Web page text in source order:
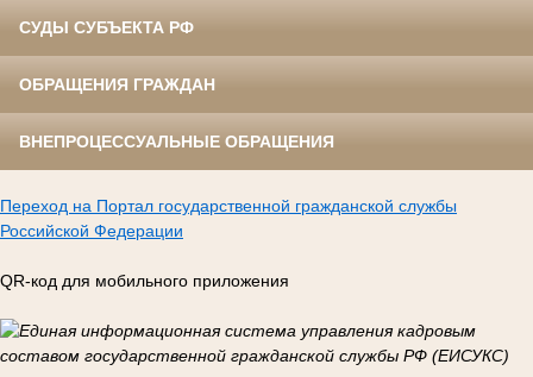
СУДЫ СУБЪЕКТА РФ
ОБРАЩЕНИЯ ГРАЖДАН
ВНЕПРОЦЕССУАЛЬНЫЕ ОБРАЩЕНИЯ
Переход на Портал государственной гражданской службы
Российской Федерации
QR-код для мобильного приложения